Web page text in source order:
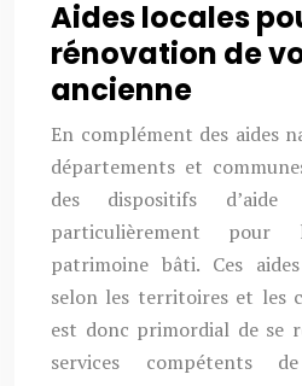
Aides locales
rénovation de
ancienne
En complément des aides
départements et
des dispositifs
particulièrement pour
patrimoine bâti. Ces
selon les territoires et les
est donc primordial de se
services compétents